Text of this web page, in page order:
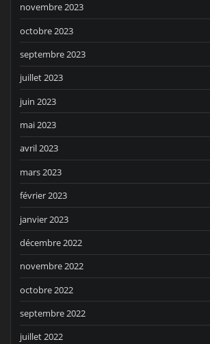
novembre 2023
octobre 2023
septembre 2023
juillet 2023
juin 2023
mai 2023
avril 2023
mars 2023
février 2023
janvier 2023
décembre 2022
novembre 2022
octobre 2022
septembre 2022
juillet 2022